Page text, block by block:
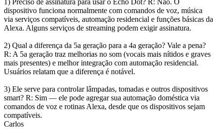
1) Preciso de assinatura para usar o Echo Dot? R: Não. O
dispositivo funciona normalmente com comandos de voz, música
via serviços compatíveis, automação residencial e funções básicas da
Alexa. Alguns serviços de streaming podem exigir assinatura.
2) Qual a diferença da 5a geração para a 4a geração? Vale a pena?
R: A 5a geração traz melhorias no som (vocais mais nítidos e graves
mais presentes) e melhor integração com automação residencial.
Usuários relatam que a diferença é notável.
3) Ele serve para controlar lâmpadas, tomadas e outros dispositivos
smart? R: Sim — ele pode agregar sua automação doméstica via
comandos de voz e rotinas Alexa, desde que os dispositivos sejam
compatíveis.
Carlos